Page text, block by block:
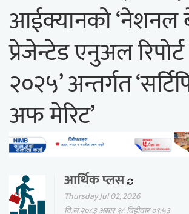
आईक्यानको ‘नेशनल
प्रेजेन्टेड एनुअल
२०२५’ अन्तर्गत
अफ मेरिट’
आर्थिक प्लस
Thursday Jul 02, 2026
वि.सं.२०८३ असार १८ बिहीवार ०९:५३